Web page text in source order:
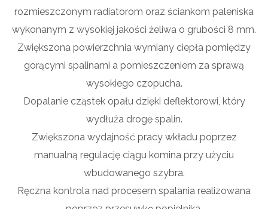
rozmieszczonym radiatorom oraz ściankom paleniska
wykonanym z wysokiej jakości żeliwa o grubości 8 mm.
Zwiększona powierzchnia wymiany ciepła pomiędzy
gorącymi spalinami a pomieszczeniem za sprawą
wysokiego czopucha.
Dopalanie cząstek opału dzięki deflektorowi, który
wydłuża drogę spalin.
Zwiększona wydajność pracy wkładu poprzez
manualną regulację ciągu komina przy użyciu
wbudowanego szybra.
Ręczna kontrola nad procesem spalania realizowana